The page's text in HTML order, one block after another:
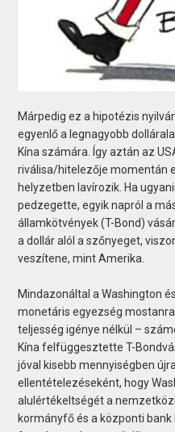
Márpedig ez a hipotézis
egyenlő a legnagyobb
Kína számára. Így aztán az
riválisa/hitelezője momentán
helyzetben lavírozik. Ha
pedzegette, egyik napról a
államkötvények (T-Bond)
a dollár alól a szőnyeget,
veszítene, mint Amerika.
Mindazonáltal a Washington
monetáris egyezség
teljesség igénye nélkül –
Kína felfüggesztette T-
jóval kisebb mennyiségben
ellentételezéseként, hogy
alulértékeltségét a
kormányfő és a központi